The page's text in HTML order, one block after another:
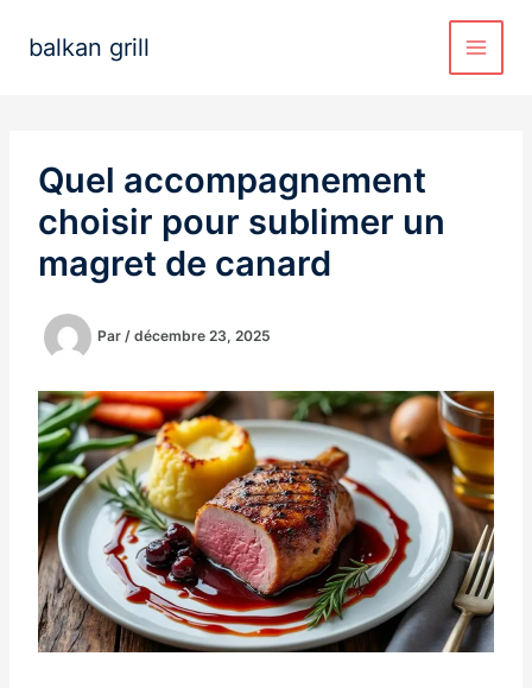
balkan grill
Quel accompagnement
choisir pour sublimer un
magret de canard
Par / décembre 23, 2025